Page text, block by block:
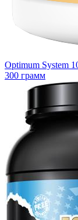
Optimum System
300 грамм